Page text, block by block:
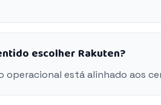
escolher Rakuten?
operacional está alinhado aos